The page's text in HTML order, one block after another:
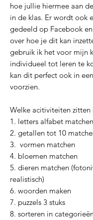
hoe jullie hiermee aan
in de klas. Er wordt ook
gedeeld op Facebook
over hoe je dit kan
gebruik ik het voor mijn
individueel tot leren te
kan dit perfect ook in
voorzien.
Welke acitiviteiten zitten
1. letters alfabet matchen
2. getallen tot 10
3. vormen matchen
4. bloemen matchen
5. dieren matchen
realistisch)
6. woorden maken
7. puzzels 3 stuks
8. sorteren in